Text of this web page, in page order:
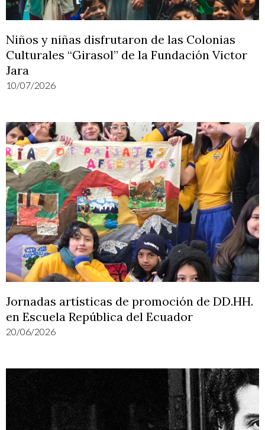
Niños y niñas disfrutaron de las Colonias
Culturales “Girasol” de la Fundación Victor
Jara
10/07/2026
Jornadas artísticas de promoción de DD.HH.
en Escuela República del Ecuador
20/06/2026